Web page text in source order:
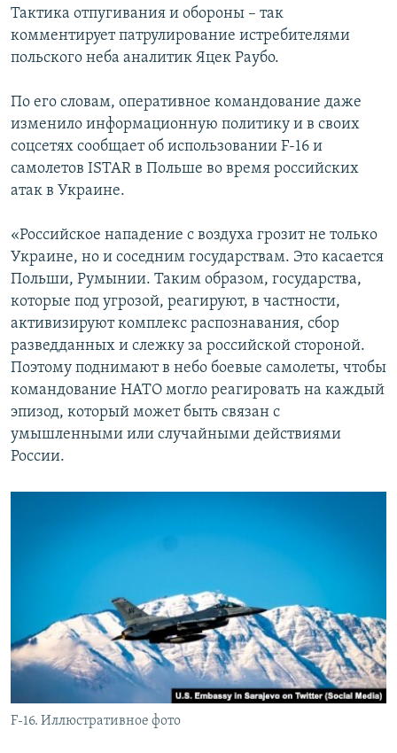
Тактика отпугивания и обороны – так
комментирует патрулирование истребителями
польского неба аналитик Яцек Раубо.
По его словам, оперативное командование даже
изменило информационную политику и в своих
соцсетях сообщает об использовании F-16 и
самолетов ISTAR в Польше во время российских
атак в Украине.
«Российское нападение с воздуха грозит не только
Украине, но и соседним государствам. Это касается
Польши, Румынии. Таким образом, государства,
которые под угрозой, реагируют, в частности,
активизируют комплекс распознавания, сбор
разведданных и слежку за российской стороной.
Поэтому поднимают в небо боевые самолеты, чтобы
командование НАТО могло реагировать на каждый
эпизод, который может быть связан с
умышленными или случайными действиями
России.
F-16. Иллюстративное фото